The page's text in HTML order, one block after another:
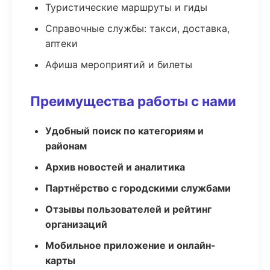
Туристические маршруты и гиды
Справочные службы: такси, доставка,
аптеки
Афиша мероприятий и билеты
Преимущества работы с нами
Удобный поиск по категориям и
районам
Архив новостей и аналитика
Партнёрство с городскими службами
Отзывы пользователей и рейтинг
организаций
Мобильное приложение и онлайн-
карты